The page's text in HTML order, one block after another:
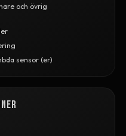
och övrig
sensor (er)